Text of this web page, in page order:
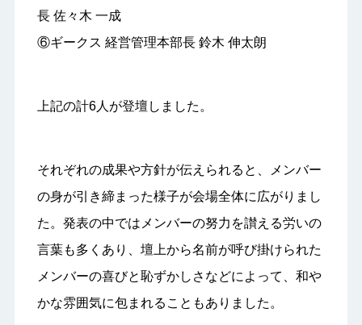
長 佐々木 一成
⑥ギークス 経営管理本部長 鈴木 伸太朗
上記の計6人が登壇しました。
それぞれの成果や方針が伝えられると、メンバー
の身が引き締まった様子が会場全体に広がりまし
た。発表の中ではメンバーの努力を讃える労いの
言葉も多くあり、壇上から名前が呼び掛けられた
メンバーの喜びと恥ずかしさなどによって、和や
かな雰囲気に包まれることもありました。